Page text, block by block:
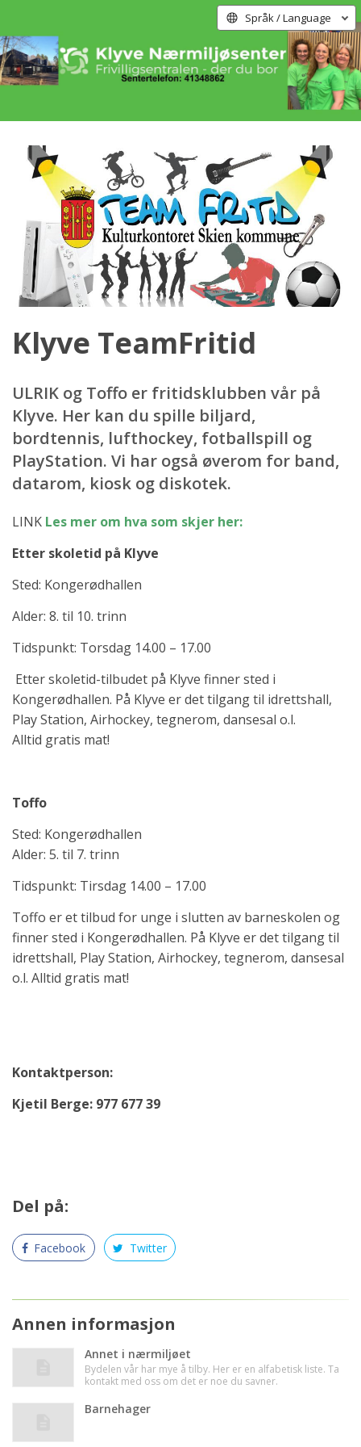
Språk / Language
Klyve TeamFritid
ULRIK og Toffo er fritidsklubben vår på
Klyve. Her kan du spille biljard,
bordtennis, lufthockey, fotballspill og
PlayStation. Vi har også øverom for band,
datarom, kiosk og diskotek.
LINK Les mer om hva som skjer her:
Etter skoletid på Klyve
Sted: Kongerødhallen
Alder: 8. til 10. trinn
Tidspunkt: Torsdag 14.00 – 17.00
Etter skoletid-tilbudet på Klyve finner sted i
Kongerødhallen. På Klyve er det tilgang til idrettshall,
Play Station, Airhockey, tegnerom, dansesal o.l.
Alltid gratis mat!
Toffo
Sted: Kongerødhallen
Alder: 5. til 7. trinn
Tidspunkt: Tirsdag 14.00 – 17.00
Toffo er et tilbud for unge i slutten av barneskolen og
finner sted i Kongerødhallen. På Klyve er det tilgang til
idrettshall, Play Station, Airhockey, tegnerom, dansesal
o.l. Alltid gratis mat!
Kontaktperson:
Kjetil Berge: 977 677 39
Del på:
Facebook Twitter
Annen informasjon
Annet i nærmiljøet
Bydelen vår har mye å tilby. Her er en alfabetisk liste. Ta
kontakt med oss om det er noe du savner.
Barnehager